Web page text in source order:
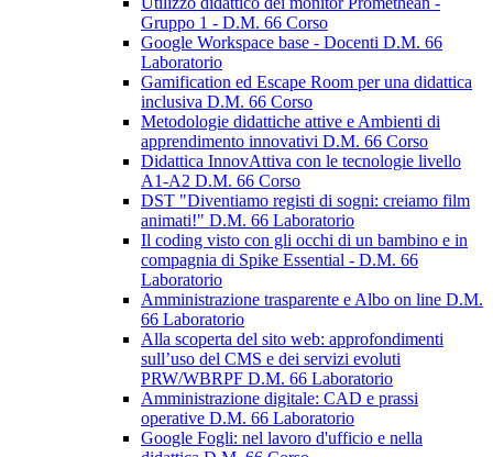
Gruppo 1 - D.M. 66 Corso
Google Workspace base - Docenti D.M. 66
Laboratorio
Gamification ed Escape Room per una didattica
inclusiva D.M. 66 Corso
Metodologie didattiche attive e Ambienti di
apprendimento innovativi D.M. 66 Corso
Didattica InnovAttiva con le tecnologie livello
A1-A2 D.M. 66 Corso
DST "Diventiamo registi di sogni: creiamo film
animati!" D.M. 66 Laboratorio
Il coding visto con gli occhi di un bambino e in
compagnia di Spike Essential - D.M. 66
Laboratorio
Amministrazione trasparente e Albo on line D.M.
66 Laboratorio
Alla scoperta del sito web: approfondimenti
sull’uso del CMS e dei servizi evoluti
PRW/WBRPF D.M. 66 Laboratorio
Amministrazione digitale: CAD e prassi
operative D.M. 66 Laboratorio
Google Fogli: nel lavoro d'ufficio e nella